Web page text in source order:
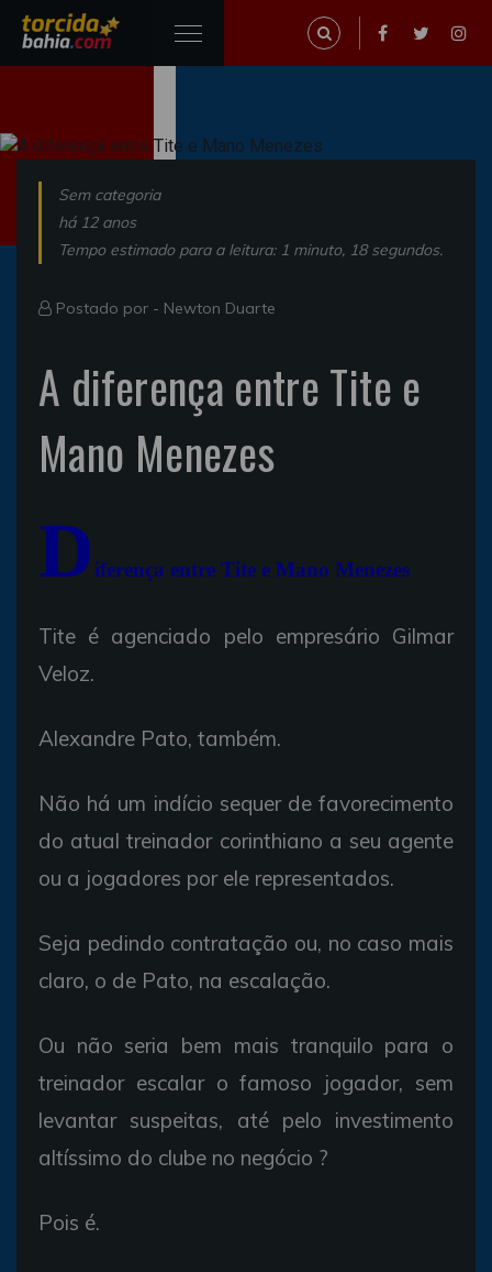
Sem categoria
há 12 anos
Tempo estimado para a leitura: 1 minuto, 18 segundos.
Postado por - Newton Duarte
A diferença entre Tite e
Mano Menezes
Diferença entre Tite e Mano Menezes
Tite é agenciado pelo empresário Gilmar
Veloz.
Alexandre Pato, também.
Não há um indício sequer de favorecimento
do atual treinador corinthiano a seu agente
ou a jogadores por ele representados.
Seja pedindo contratação ou, no caso mais
claro, o de Pato, na escalação.
Ou não seria bem mais tranquilo para o
treinador escalar o famoso jogador, sem
levantar suspeitas, até pelo investimento
altíssimo do clube no negócio ?
Pois é.